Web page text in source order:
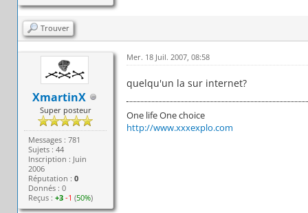
Trouver
XmartinX
Super posteur
Messages : 781
Sujets : 44
Inscription : Juin
2006
Réputation :0
Donnés : 0
Reçus :+3 -1 (50%)
Mer. 18 Juil. 2007, 08:58
quelqu'un la sur internet?
One life One choice
http://www.xxxexplo.com